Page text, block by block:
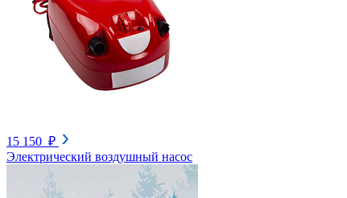
15 150 ₽
Электрический воздушный насос